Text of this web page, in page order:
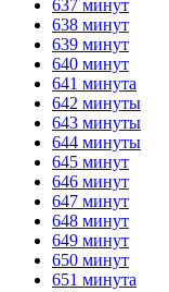
637 минут
638 минут
639 минут
640 минут
641 минута
642 минуты
643 минуты
644 минуты
645 минут
646 минут
647 минут
648 минут
649 минут
650 минут
651 минута